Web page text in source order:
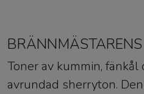
Toner av kummin, fänkål
avrundad sherryton.